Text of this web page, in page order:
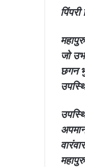
जो
छगन